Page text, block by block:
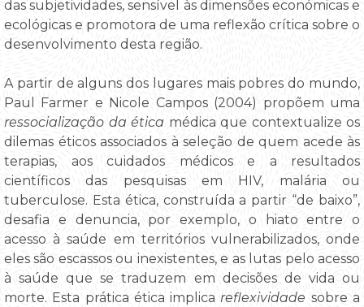
das subjetividades, sensível às dimensões económicas e
ecológicas e promotora de uma reflexão crítica sobre o
desenvolvimento desta região.
A partir de alguns dos lugares mais pobres do mundo,
Paul Farmer e Nicole Campos (2004) propõem uma
ressocialização da ética médica que contextualize os
dilemas éticos associados à seleção de quem acede às
terapias, aos cuidados médicos e a resultados
científicos das pesquisas em HIV, malária ou
tuberculose. Esta ética, construída a partir “de baixo”,
desafia e denuncia, por exemplo, o hiato entre o
acesso à saúde em territórios vulnerabilizados, onde
eles são escassos ou inexistentes, e as lutas pelo acesso
à saúde que se traduzem em decisões de vida ou
morte. Esta prática ética implica reflexividade sobre a